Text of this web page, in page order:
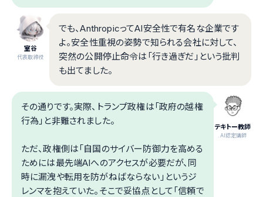
室谷
代表取締役
でも、AnthropicってAI安全性で有名な企業です
よ。安全性重視の姿勢で知られる会社に対して、
突然の公開停止命令は「行き過ぎだ」という批判
も出てました。
テキトー教師
.AI認定講師
その通りです。実際、トランプ政権は「政府の越権
行為」と非難されました。
ただ、政権側は「自国のサイバー防御力を高める
ためには最先端AIへのアクセスが必要だが、同
時に漏洩や転用を防がねばならない」というジ
レンマを抱えていた。そこで妥協点として「信頼で